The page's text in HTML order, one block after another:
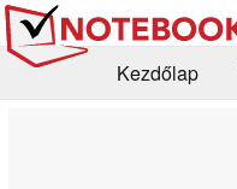
Kezdőlap